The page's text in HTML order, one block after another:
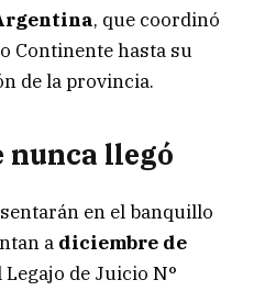
, que coordinó
Continente hasta su
de la provincia.
nunca llegó
en el banquillo
a diciembre de
Legajo de Juicio N°